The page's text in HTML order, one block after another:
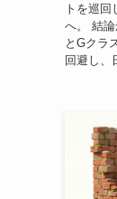
トを巡
へ。 結
とGクラ
回避し、